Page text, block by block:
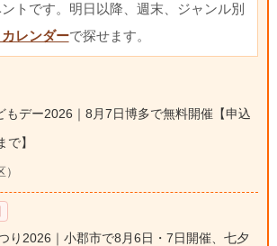
トです。明日以降、週末、ジャンル別
レンダーで探せます。
もデー2026｜8月7日博多で無料開催【申込
】
り2026｜小郡市で8月6日・7日開催、七夕